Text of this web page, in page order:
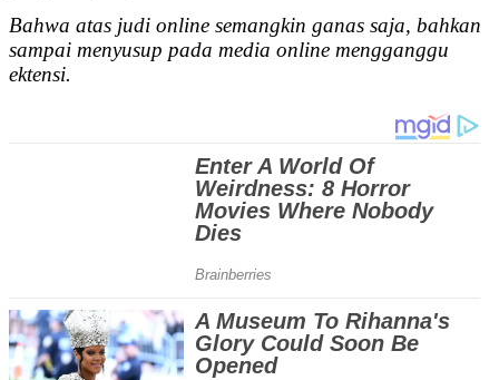
Bahwa atas judi online semangkin ganas saja, bahkan
sampai menyusup pada media online mengganggu
ektensi.